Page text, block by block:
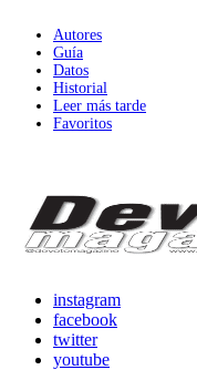
Autores
Guía
Datos
Historial
Leer más tarde
Favoritos
instagram
facebook
twitter
youtube